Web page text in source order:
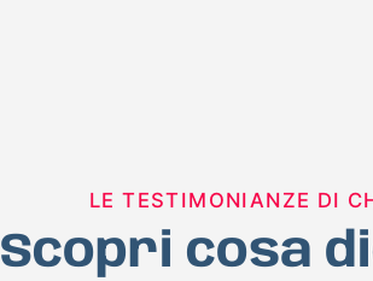
LE TESTIMONIANZE DI
Scopri cosa